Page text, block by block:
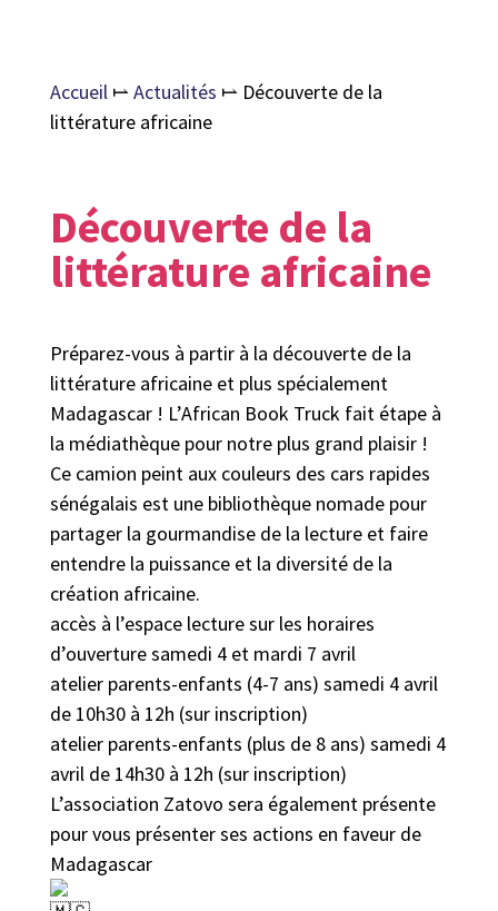
Accueil⥛Actualités ⥛ Découverte de la
littérature africaine
Découverte de la
littérature africaine
Préparez-vous à partir à la découverte de la
littérature africaine et plus spécialement
Madagascar ! L’African Book Truck fait étape à
la médiathèque pour notre plus grand plaisir !
Ce camion peint aux couleurs des cars rapides
sénégalais est une bibliothèque nomade pour
partager la gourmandise de la lecture et faire
entendre la puissance et la diversité de la
création africaine.
accès à l’espace lecture sur les horaires
d’ouverture samedi 4 et mardi 7 avril
atelier parents-enfants (4-7 ans) samedi 4 avril
de 10h30 à 12h (sur inscription)
atelier parents-enfants (plus de 8 ans) samedi 4
avril de 14h30 à 12h (sur inscription)
L’association Zatovo sera également présente
pour vous présenter ses actions en faveur de
Madagascar